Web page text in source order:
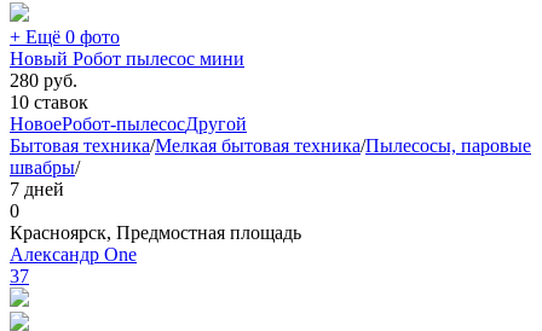
+ Ещё 0 фото
Новый Робот пылесос мини
280 руб.
10 ставок
НовоеРобот-пылесосДругой
Бытовая техника/Мелкая бытовая техника/Пылесосы, паровые
швабры/
7 дней
0
Красноярск, Предмостная площадь
Александр One
37